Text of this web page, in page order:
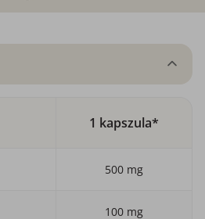
1 kapszula*
500 mg
100 mg